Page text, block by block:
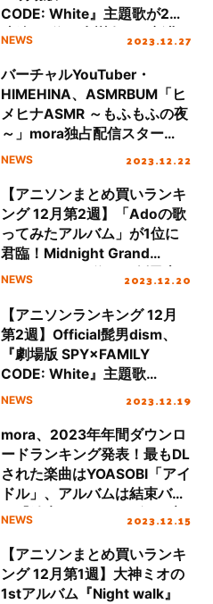
CODE: White』主題歌が2週
連続の1位、水樹奈々の新曲
NEWS 2023.12.27
バーチャルYouTuber・
HIMEHINA、ASMRBUM「ヒ
メヒナASMR ～もふもふの夜
～」mora独占配信スター
ト！
NEWS 2023.12.22
【アニソンまとめ買いランキ
ング 12月第2週】「Adoの歌
ってみたアルバム」が1位に
君臨！Midnight Grand
Orchestraが2位、刀剣男士
NEWS 2023.12.20
【アニソンランキング 12月
第2週】Official髭男dism、
『劇場版 SPY×FAMILY
CODE: White』主題歌
「SOULSOUP」が1位！
ジョン飯』OPが2位にランク
イン
NEWS 2023.12.19
mora、2023年年間ダウンロ
ードランキング発表！最もDL
された楽曲はYOASOBI「アイ
ドル」、アルバムは結束バン
ド『結束バンド』、ビデオ部
独占
NEWS 2023.12.15
【アニソンまとめ買いランキ
ング 12月第1週】大神ミオの
1stアルバム『Night walk』